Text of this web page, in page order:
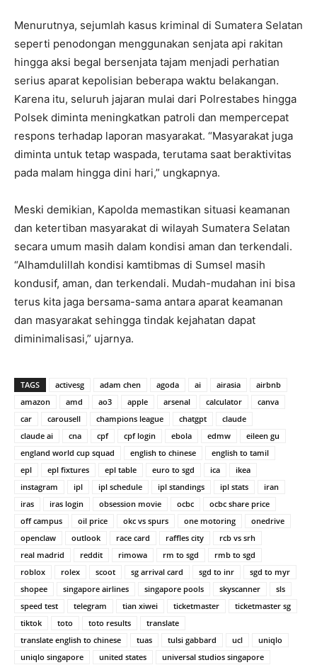
Menurutnya, sejumlah kasus kriminal di Sumatera Selatan
seperti penodongan menggunakan senjata api rakitan
hingga aksi begal bersenjata tajam menjadi perhatian
serius aparat kepolisian beberapa waktu belakangan.
Karena itu, seluruh jajaran mulai dari Polrestabes hingga
Polsek diminta meningkatkan patroli dan mempercepat
respons terhadap laporan masyarakat. “Masyarakat juga
diminta untuk tetap waspada, terutama saat beraktivitas
pada malam hingga dini hari,” ungkapnya.
Meski demikian, Kapolda memastikan situasi keamanan
dan ketertiban masyarakat di wilayah Sumatera Selatan
secara umum masih dalam kondisi aman dan terkendali.
“Alhamdulillah kondisi kamtibmas di Sumsel masih
kondusif, aman, dan terkendali. Mudah-mudahan ini bisa
terus kita jaga bersama-sama antara aparat keamanan
dan masyarakat sehingga tindak kejahatan dapat
diminimalisasi,” ujarnya.
TAGS activesg adam chen agoda ai airasia
airbnb
amazon
amd ao3 apple arsenal calculator
canva
car
carousell champions league chatgpt
claude
claude ai
cna cpf cpf login ebola edmw
eileen gu
england world cup squad
english to chinese
english to tamil
epl
epl fixtures epl table euro to sgd ica
ikea
instagram
ipl ipl schedule ipl standings ipl stats
iran
iras
iras login obsession movie ocbc
ocbc share price
off campus
oil price okc vs spurs one motoring
onedrive
openclaw
outlook race card raffles city
rcb vs srh
real madrid
reddit rimowa rm to sgd
rmb to sgd
roblox
rolex scoot sg arrival card sgd to inr
sgd to myr
shopee
singapore airlines singapore pools skyscanner
sls
speed test
telegram tian xiwei ticketmaster
ticketmaster sg
tiktok
toto toto results
translate
translate english to chinese
tuas tulsi gabbard ucl
uniqlo
uniqlo singapore
united states universal studios singapore